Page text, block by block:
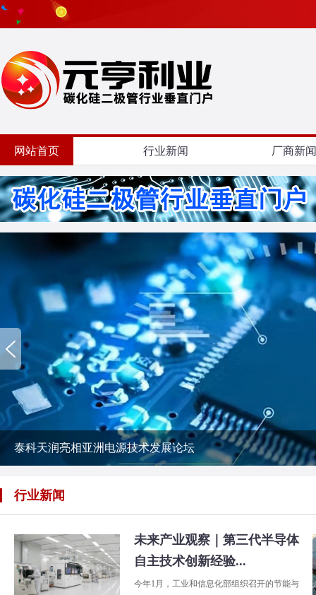
网站首页 行业新闻 厂商新
泰科天润亮相亚洲电源技术发展论坛
行业新闻
未来产业观察｜第三代半导体
自主技术创新经验...
今年1月，工业和信息化部组织召开的节能与